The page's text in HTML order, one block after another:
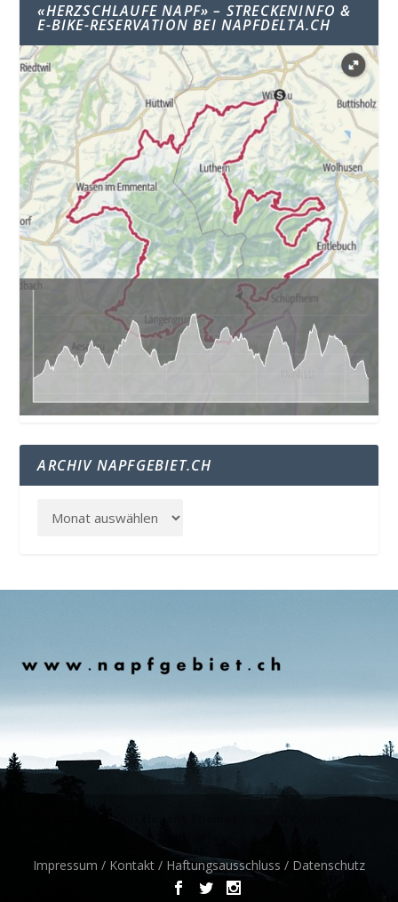
«HERZSCHLAUFE NAPF» – STRECKENINFO &
E-BIKE-RESERVATION BEI NAPFDELTA.CH
ARCHIV NAPFGEBIET.CH
Impressum / Kontakt / Haftungsausschluss / Datenschutz